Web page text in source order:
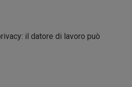
il datore di lavoro può